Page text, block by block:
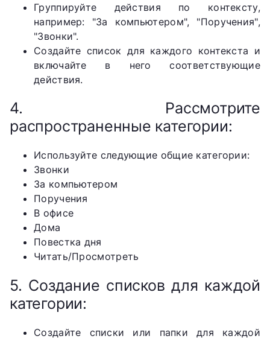
Группируйте действия по контексту,
например: "За компьютером", "Поручения",
"Звонки".
Создайте список для каждого контекста и
включайте в него соответствующие
действия.
4. Рассмотрите
распространенные категории:
Используйте следующие общие категории:
Звонки
За компьютером
Поручения
В офисе
Дома
Повестка дня
Читать/Просмотреть
5. Создание списков для каждой
категории:
Создайте списки или папки для каждой